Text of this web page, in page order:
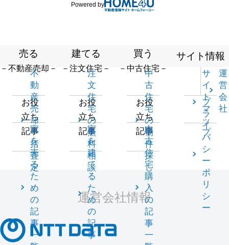
Powered by
売る
－不動産売却－
不
動
産
売
却
一
括
査
定
お役
立ち
記事
家
を
売
る
た
め
の
記
事
一
建てる
－注文住宅－
注
文
住
宅
の
無
料
相
談
お役
立ち
記事
家
を
建
て
る
た
め
の
記
事
買う
－中古住宅－
中
古
住
宅
の
物
件
探
し
お役
立ち
記事
中
古
住
宅
購
入
の
記
事
一
サイト情報
サ
イ
ト
マ
ッ
プ
運
営
会
社
プ
ラ
イ
バ
シ
ー
ポ
リ
シ
ー
運営会社情報